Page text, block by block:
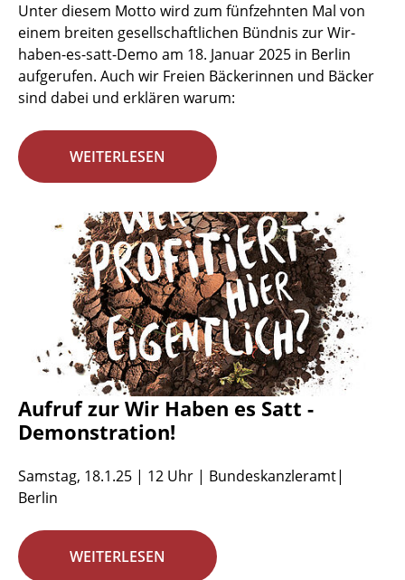
Unter diesem Motto wird zum fünfzehnten Mal von
einem breiten gesellschaftlichen Bündnis zur Wir-
haben-es-satt-Demo am 18. Januar 2025 in Berlin
aufgerufen. Auch wir Freien Bäckerinnen und Bäcker
sind dabei und erklären warum:
WEITERLESEN
Aufruf zur Wir Haben es Satt -
Demonstration!
Samstag, 18.1.25 | 12 Uhr | Bundeskanzleramt|
Berlin
WEITERLESEN